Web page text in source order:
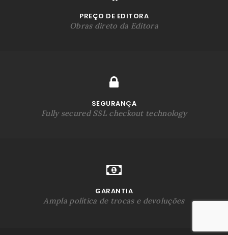
PREÇO DE EDITORA
Obras direto da Editora
SEGURANÇA
Fully secured SSL checkout technology
GARANTIA
Ampla política de trocas e devoluções